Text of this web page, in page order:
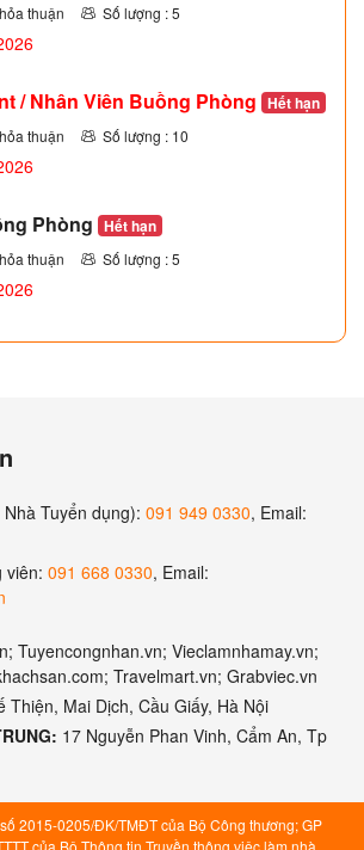
thuận Số lượng : 5
/ Nhân Viên Buồng Phòng Hết hạn
thuận Số lượng : 10
Phòng Hết hạn
thuận Số lượng : 5
Tuyển dụng): 091 949 0330, Email:
viên: 091 668 0330, Email:
Tuyencongnhan.vn; Vieclamnhamay.vn;
Travelmart.vn; Grabviec.vn
Thiện, Mai Dịch, Cầu Giấy, Hà Nội
17 Nguyễn Phan Vinh, Cẩm An, Tp
2015-0205/ĐK/TMĐT của Bộ Công thương; GP
của Bộ Thông tin Truyền thông việc làm nhà